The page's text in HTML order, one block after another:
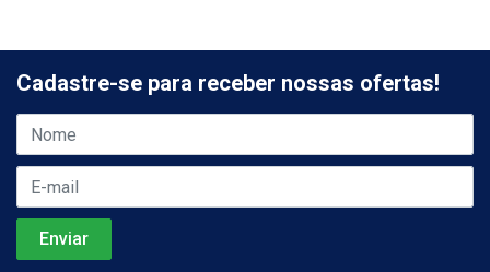
Cadastre-se para receber nossas ofertas!